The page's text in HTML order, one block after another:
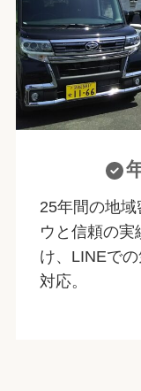
25年間の地
ウと信頼の実
け、LINEで
対応。